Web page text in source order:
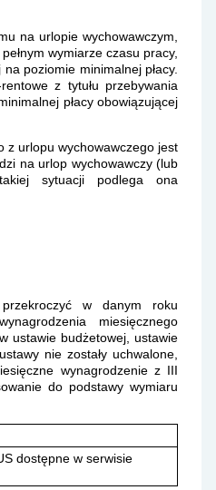
na urlopie wychowawczym,
wymiarze czasu pracy,
poziomie minimalnej płacy.
z tytułu przebywania
płacy obowiązującej
z urlopu wychowawczego jest
na urlop wychowawczy (lub
sytuacji podlega ona
w danym roku
miesięcznego
ustawie budżetowej, ustawie
nie zostały uchwalone,
wynagrodzenie z III
do podstawy wymiaru
dostępne w serwisie